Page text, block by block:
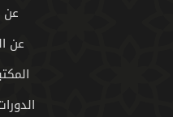
عن
عن